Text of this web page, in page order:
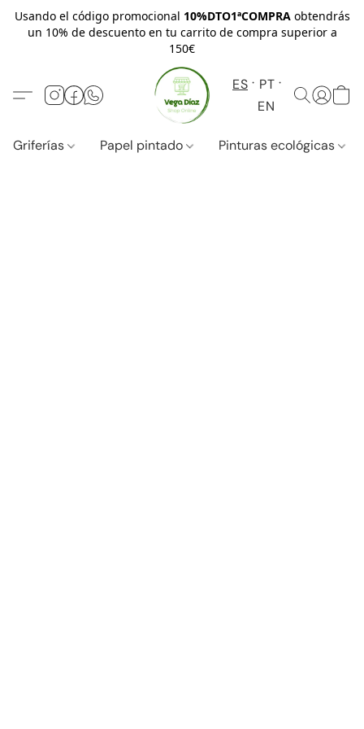
Usando el código promocional 10%DTO1ªCOMPRAobtendrás
un 10% de descuento en tu carrito de compra superior a
150€
ES
PT
EN
Griferías Papel pintado Pinturas ecológicas